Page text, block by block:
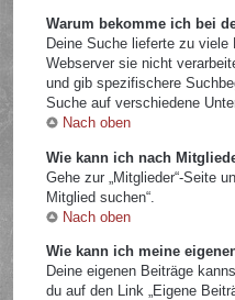
Warum bekomme ich bei
Deine Suche lieferte zu
Webserver sie nicht
und gib spezifischere
Suche auf verschiedene
Nach oben
Wie kann ich nach
Gehe zur „Mitglieder“-Seite
Mitglied suchen“.
Nach oben
Wie kann ich meine
Deine eigenen Beiträge
du auf den Link „Eigene